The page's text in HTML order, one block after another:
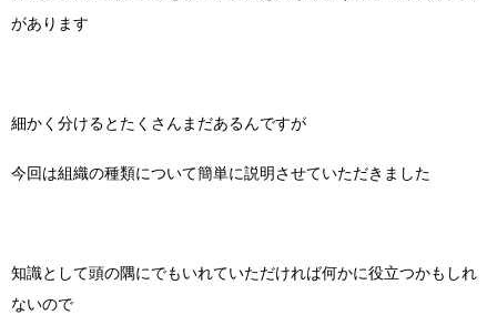
があります
細かく分けるとたくさんまだあるんですが
今回は組織の種類について簡単に説明させていただきました
知識として頭の隅にでもいれていただければ何かに役立つかもしれ
ないので